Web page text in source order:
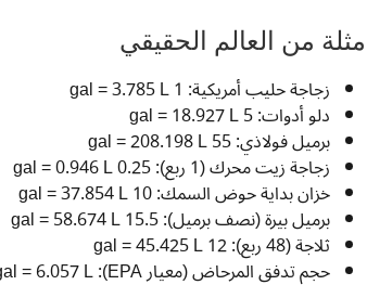
من العالم الحقيقي
زجاجة حليب أمريكية: 1 gal = 3.785 L
دلو أدوات: 5 gal = 18.927 L
برميل فولاذي: 55 gal = 208.198 L
زجاجة زيت محرك (1 ربع): 0.25 gal = 0.946 L
خزان بداية حوض السمك: 10 gal = 37.854 L
برميل بيرة (نصف برميل): 15.5 gal = 58.674 L
ثلاجة (48 ربع): 12 gal = 45.425 L
حجم تدفق المرحاض (معيار EPA): 1.6 gal = 6.057 L